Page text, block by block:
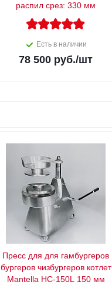
распил срез: 330 мм
Есть в наличии
78 500 руб./шт
Пресс для для гамбургеров
бургеров чизбургеров котлет
Mantella HC-150L 150 мм